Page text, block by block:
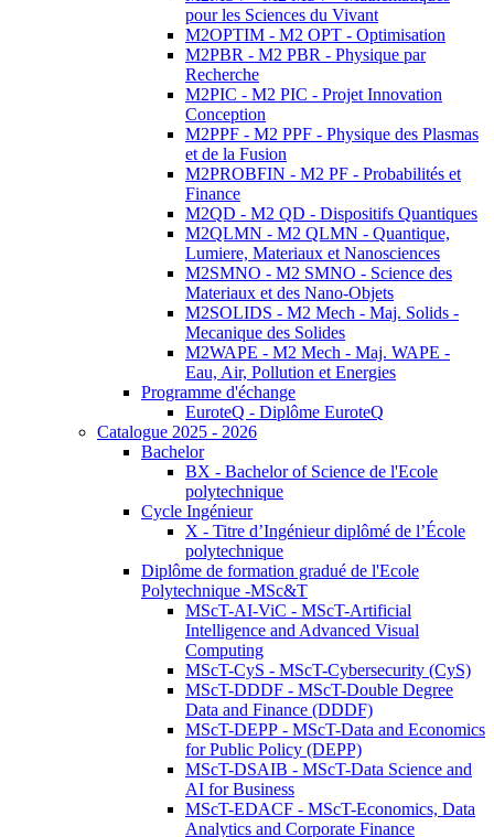
pour les Sciences du Vivant
M2OPTIM - M2 OPT - Optimisation
M2PBR - M2 PBR - Physique par
Recherche
M2PIC - M2 PIC - Projet Innovation
Conception
M2PPF - M2 PPF - Physique des Plasmas
et de la Fusion
M2PROBFIN - M2 PF - Probabilités et
Finance
M2QD - M2 QD - Dispositifs Quantiques
M2QLMN - M2 QLMN - Quantique,
Lumiere, Materiaux et Nanosciences
M2SMNO - M2 SMNO - Science des
Materiaux et des Nano-Objets
M2SOLIDS - M2 Mech - Maj. Solids -
Mecanique des Solides
M2WAPE - M2 Mech - Maj. WAPE -
Eau, Air, Pollution et Energies
Programme d'échange
EuroteQ - Diplôme EuroteQ
Catalogue 2025 - 2026
Bachelor
BX - Bachelor of Science de l'Ecole
polytechnique
Cycle Ingénieur
X - Titre d’Ingénieur diplômé de l’École
polytechnique
Diplôme de formation gradué de l'Ecole
Polytechnique -MSc&T
MScT-AI-ViC - MScT-Artificial
Intelligence and Advanced Visual
Computing
MScT-CyS - MScT-Cybersecurity (CyS)
MScT-DDDF - MScT-Double Degree
Data and Finance (DDDF)
MScT-DEPP - MScT-Data and Economics
for Public Policy (DEPP)
MScT-DSAIB - MScT-Data Science and
AI for Business
MScT-EDACF - MScT-Economics, Data
Analytics and Corporate Finance